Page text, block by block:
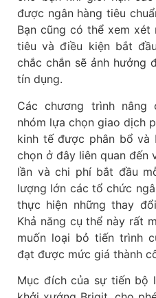
được ngân hàng tiêu
Bạn cũng có thể xem xét
tiêu và điều kiện bắt
chắc chắn sẽ ảnh hưởng
tín dụng.
Các chương trình nâng
nhóm lựa chọn giao dịch
kinh tế được phân bổ và
chọn ở đây liên quan đến
lần và chi phí bắt đầu
lượng lớn các tổ chức
thực hiện những thay
Khả năng cụ thể này rất
muốn loại bỏ tiến trình
đạt được mức giá thành
Mục đích của sự tiến bộ